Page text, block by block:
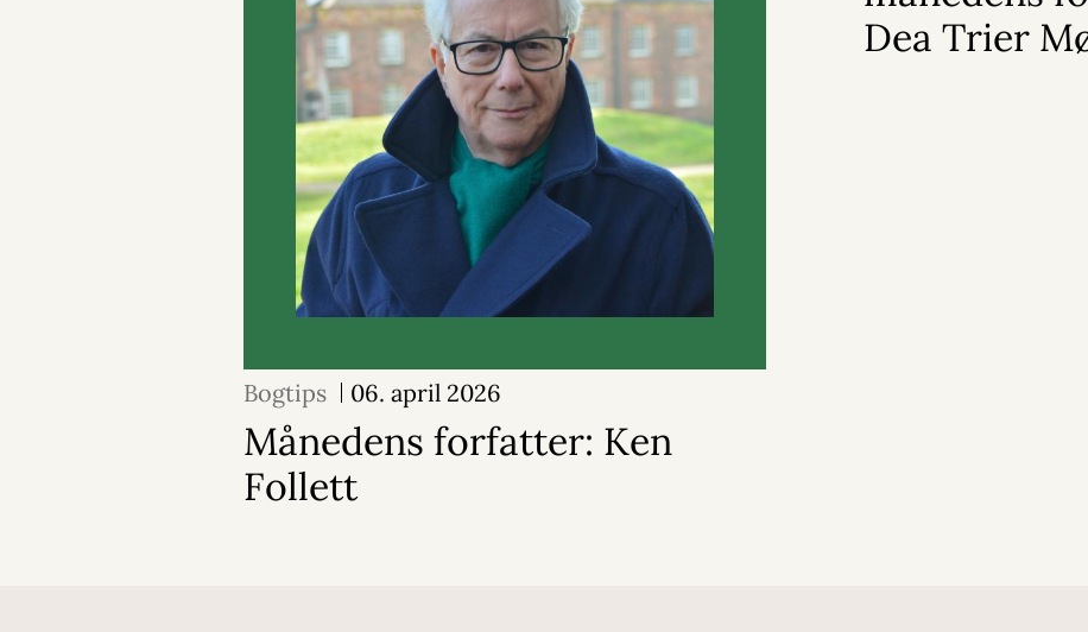
Bogtips 06. april 2026
Månedens forfatter: Ken
Follett
Dea Trier